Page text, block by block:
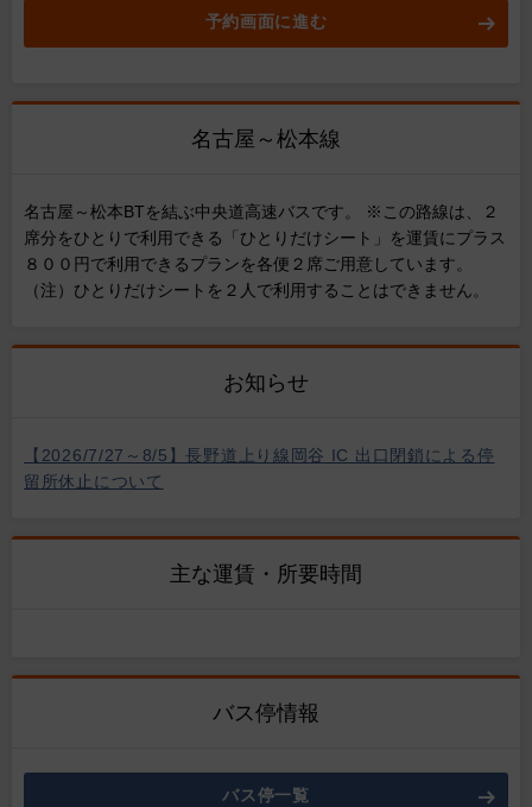
予約画面に進む
名古屋～松本線
名古屋～松本BTを結ぶ中央道高速バスです。 ※この路線は、２
席分をひとりで利用できる「ひとりだけシート」を運賃にプラス
８００円で利用できるプランを各便２席ご用意しています。
（注）ひとりだけシートを２人で利用することはできません。
お知らせ
【2026/7/27～8/5】長野道上り線岡谷 IC 出口閉鎖による停
留所休止について
主な運賃・所要時間
バス停情報
バス停一覧